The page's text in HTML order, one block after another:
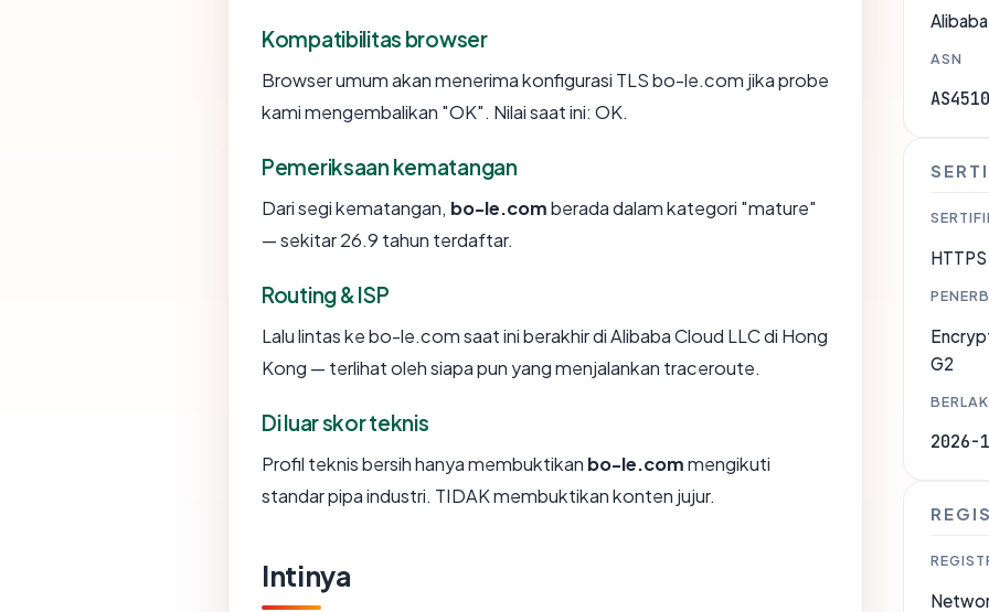
Kompatibilitas browser
Browser umum akan menerima konfigurasi TLS bo-le.com jika probe
kami mengembalikan "OK". Nilai saat ini: OK.
Pemeriksaan kematangan
Dari segi kematangan, bo-le.comberada dalam kategori "mature"
— sekitar 26.9 tahun terdaftar.
Routing & ISP
Lalu lintas ke bo-le.com saat ini berakhir di Alibaba Cloud LLC di Hong
Kong — terlihat oleh siapa pun yang menjalankan traceroute.
Di luar skor teknis
Profil teknis bersih hanya membuktikan bo-le.commengikuti
standar pipa industri. TIDAK membuktikan konten jujur.
Intinya
ASN
G2
2026-